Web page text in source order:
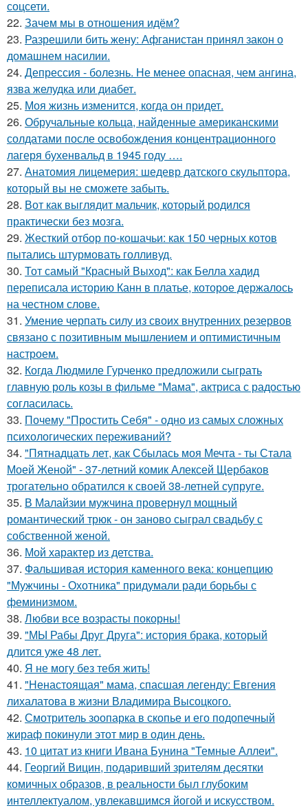
соцсети.
22. Зачем мы в отношения идём?
23. Разрешили бить жену: Афганистан принял закон о
домашнем насилии.
24. Депрессия - болезнь. Не менее опасная, чем ангина,
язва желудка или диабет.
25. Моя жизнь изменится, когда он придет.
26. Обручальные кольца, найденные американскими
солдатами после освобождения концентрационного
лагеря бухенвальд в 1945 году ….
27. Анатомия лицемерия: шедевр датского скульптора,
который вы не сможете забыть.
28. Вот как выглядит мальчик, который родился
практически без мозга.
29. Жесткий отбор по-кошачьи: как 150 черных котов
пытались штурмовать голливуд.
30. Тот самый "Красный Выход": как Белла хадид
переписала историю Канн в платье, которое держалось
на честном слове.
31. Умение черпать силу из своих внутренних резервов
связано с позитивным мышлением и оптимистичным
настроем.
32. Когда Людмиле Гурченко предложили сыграть
главную роль козы в фильме "Мама", актриса с радостью
согласилась.
33. Почему "Простить Себя" - одно из самых сложных
психологических переживаний?
34. "Пятнадцать лет, как Сбылась моя Мечта - ты Стала
Моей Женой" - 37-летний комик Алексей Щербаков
трогательно обратился к своей 38-летней супруге.
35. В Малайзии мужчина провернул мощный
романтический трюк - он заново сыграл свадьбу с
собственной женой.
36. Мой характер из детства.
37. Фальшивая история каменного века: концепцию
"Мужчины - Охотника" придумали ради борьбы с
феминизмом.
38. Любви все возрасты покорны!
39. "МЫ Рабы Друг Друга": история брака, который
длится уже 48 лет.
40. Я не могу без тебя жить!
41. "Ненастоящая" мама, спасшая легенду: Евгения
лихалатова в жизни Владимира Высоцкого.
42. Смотритель зоопарка в скопье и его подопечный
жираф покинули этот мир в один день.
43. 10 цитат из книги Ивана Бунина "Темные Аллеи".
44. Георгий Вицин, подаривший зрителям десятки
комичных образов, в реальности был глубоким
интеллектуалом, увлекавшимся йогой и искусством.